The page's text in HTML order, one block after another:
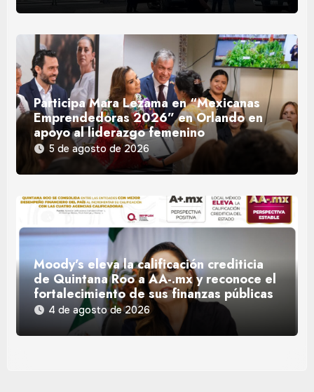
Participa Mara Lezama en “Mexicanas
Emprendedoras 2026” en Orlando en
apoyo al liderazgo femenino
5 de agosto de 2026
Moody’s eleva la calificación crediticia
de Quintana Roo a AA-.mx y reconoce el
fortalecimiento de sus finanzas públicas
4 de agosto de 2026